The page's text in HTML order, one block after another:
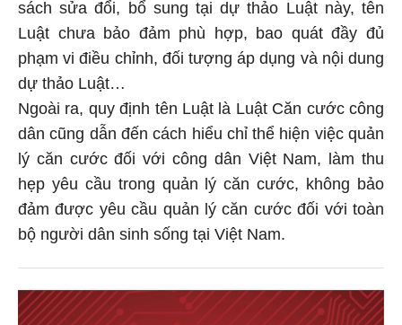
sách sửa đổi, bổ sung tại dự thảo Luật này, tên
Luật chưa bảo đảm phù hợp, bao quát đầy đủ
phạm vi điều chỉnh, đối tượng áp dụng và nội dung
dự thảo Luật…
Ngoài ra, quy định tên Luật là Luật Căn cước công
dân cũng dẫn đến cách hiểu chỉ thể hiện việc quản
lý căn cước đối với công dân Việt Nam, làm thu
hẹp yêu cầu trong quản lý căn cước, không bảo
đảm được yêu cầu quản lý căn cước đối với toàn
bộ người dân sinh sống tại Việt Nam.